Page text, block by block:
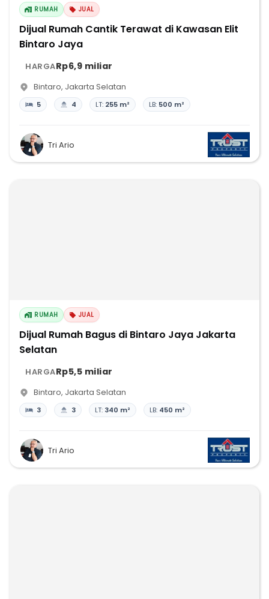
RUMAH JUAL
Dijual Rumah Cantik Terawat di Kawasan Elit
Bintaro Jaya
HARGARp6,9 miliar
Bintaro, Jakarta Selatan
5 4 LT: 255 m² LB: 500 m²
Tri Ario
RUMAH JUAL
Dijual Rumah Bagus di Bintaro Jaya Jakarta
Selatan
HARGARp5,5 miliar
Bintaro, Jakarta Selatan
3 3 LT: 340 m² LB: 450 m²
Tri Ario